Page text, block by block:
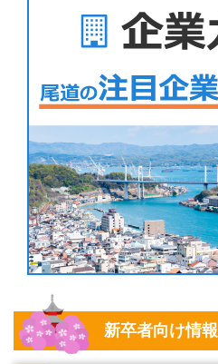
新卒者向け情報